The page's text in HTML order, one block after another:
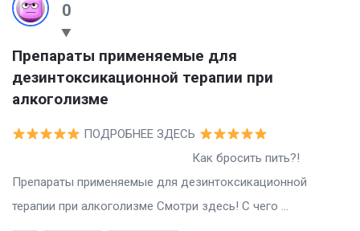
0
Препараты применяемые для
дезинтоксикационной терапии при
алкоголизме
ПОДРОБНЕЕ ЗДЕСЬ
Как бросить пить?!
Препараты применяемые для дезинтоксикационной
терапии при алкоголизме Смотри здесь! С чего ...